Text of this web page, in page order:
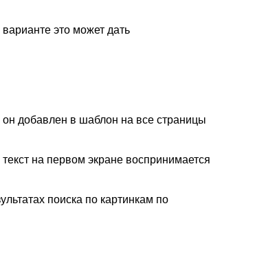
это может дать
добавлен в шаблон на все страницы
на первом экране воспринимается
поиска по картинкам по